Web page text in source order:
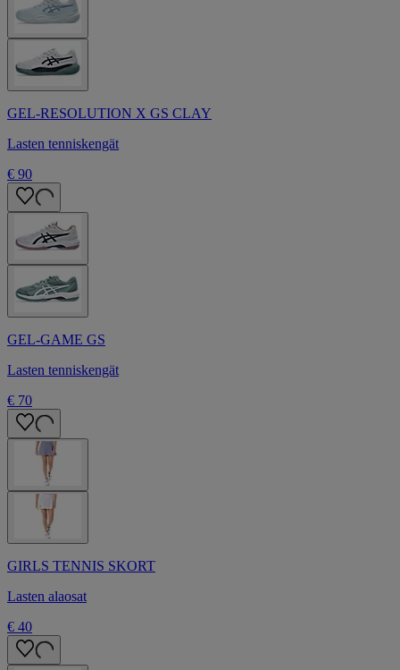
GEL-RESOLUTION X GS CLAY
Lasten tenniskengät
€ 90
GEL-GAME GS
Lasten tenniskengät
€ 70
GIRLS TENNIS SKORT
Lasten alaosat
€ 40